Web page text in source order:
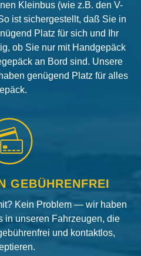
Kleinbus (wie z.B. den V-
ist sichergestellt, daß Sie in
Platz für sich und Ihr
ob Sie nur mit Handgepäck
an Bord sind. Unsere
genügend Platz für alles
GEBÜHRENFREI
Kein Problem — wir haben
in unseren Fahrzeugen, die
und kontaktlos,